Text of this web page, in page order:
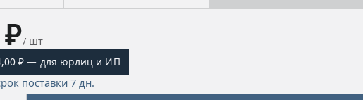
₽/ шт
₽ — для юрлиц и ИП
поставки 7 дн.